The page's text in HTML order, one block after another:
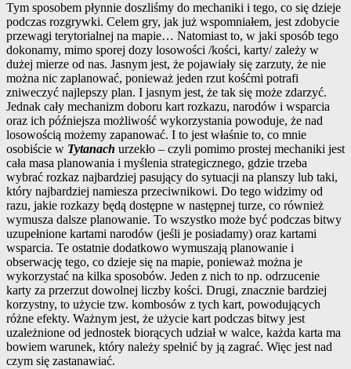
Tym sposobem płynnie doszliśmy do mechaniki i tego, co się dzieje
podczas rozgrywki. Celem gry, jak już wspomniałem, jest zdobycie
przewagi terytorialnej na mapie… Natomiast to, w jaki sposób tego
dokonamy, mimo sporej dozy losowości /kości, karty/ zależy w
dużej mierze od nas. Jasnym jest, że pojawiały się zarzuty, że nie
można nic zaplanować, ponieważ jeden rzut kośćmi potrafi
zniweczyć najlepszy plan. I jasnym jest, że tak się może zdarzyć.
Jednak cały mechanizm doboru kart rozkazu, narodów i wsparcia
oraz ich późniejsza możliwość wykorzystania powoduje, że nad
losowością możemy zapanować. I to jest właśnie to, co mnie
osobiście w Tytanach urzekło – czyli pomimo prostej mechaniki jest
cała masa planowania i myślenia strategicznego, gdzie trzeba
wybrać rozkaz najbardziej pasujący do sytuacji na planszy lub taki,
który najbardziej namiesza przeciwnikowi. Do tego widzimy od
razu, jakie rozkazy będą dostępne w następnej turze, co również
wymusza dalsze planowanie. To wszystko może być podczas bitwy
uzupełnione kartami narodów (jeśli je posiadamy) oraz kartami
wsparcia. Te ostatnie dodatkowo wymuszają planowanie i
obserwację tego, co dzieje się na mapie, ponieważ można je
wykorzystać na kilka sposobów. Jeden z nich to np. odrzucenie
karty za przerzut dowolnej liczby kości. Drugi, znacznie bardziej
korzystny, to użycie tzw. kombosów z tych kart, powodujących
różne efekty. Ważnym jest, że użycie kart podczas bitwy jest
uzależnione od jednostek biorących udział w walce, każda karta ma
bowiem warunek, który należy spełnić by ją zagrać. Więc jest nad
czym się zastanawiać.